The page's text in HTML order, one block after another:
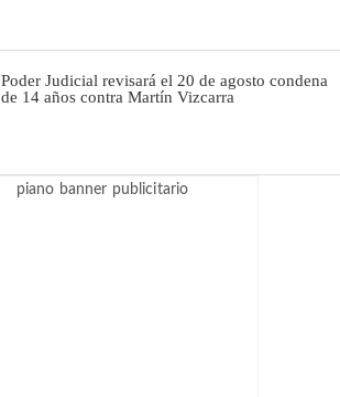
Poder Judicial revisará el 20 de agosto condena
de 14 años contra Martín Vizcarra